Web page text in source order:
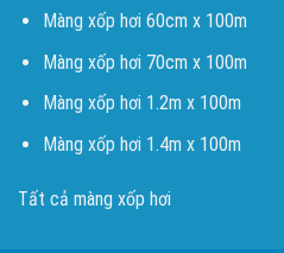
Màng xốp hơi 60cm x 100m
Màng xốp hơi 70cm x 100m
Màng xốp hơi 1.2m x 100m
Màng xốp hơi 1.4m x 100m
Tất cả màng xốp hơi